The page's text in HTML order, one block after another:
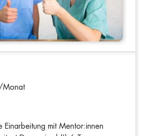
Einarbeitung mit Mentor:innen